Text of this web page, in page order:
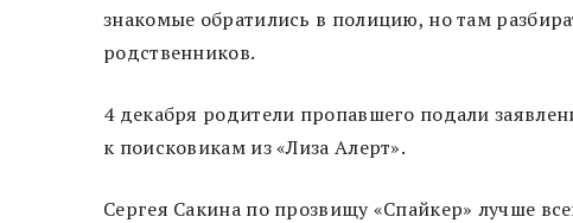
знакомые обратились в полицию, но там
родственников.
4 декабря родители пропавшего подали
к поисковикам из «Лиза Алерт».
Сергея Сакина по прозвищу «Спайкер» лучше